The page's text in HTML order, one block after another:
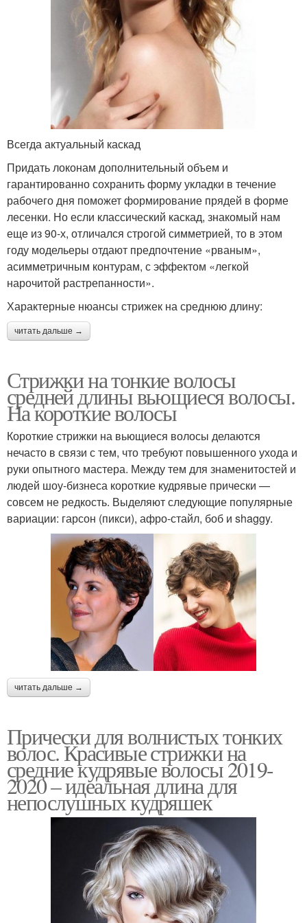
волосы
Новомодные стрижки
Стрижки для тонких
волос
Стрижки на длинные
волосы
Стрижки с шапочкой
Классик для пышных
волос
стрижки
Идеальные стрижки
Стрижки для редких
волос
Стрижки для тонких и
Редкие волосы Популярные стрижки
Стрижки с челкой Длинные стрижки
Стрижки без укладки
Всегда актуальный каскад
Придать локонам дополнительный объем и
гарантированно сохранить форму укладки в течение
рабочего дня поможет формирование прядей в форме
лесенки. Но если классический каскад, знакомый нам
еще из 90-х, отличался строгой симметрией, то в этом
году модельеры отдают предпочтение «рваным»,
асимметричным контурам, с эффектом «легкой
нарочитой растрепанности».
Характерные нюансы стрижек на среднюю длину:
читать дальше →
Стрижки на тонкие волосы
средней длины вьющиеся волосы.
На короткие волосы
Короткие стрижки на вьющиеся волосы делаются
нечасто в связи с тем, что требуют повышенного ухода и
руки опытного мастера. Между тем для знаменитостей и
людей шоу-бизнеса короткие кудрявые прически —
совсем не редкость. Выделяют следующие популярные
вариации: гарсон (пикси), афро-стайл, боб и shaggy.
читать дальше →
Прически для волнистых тонких
волос. Красивые стрижки на
средние кудрявые волосы 2019-
2020 – идеальная длина для
непослушных кудряшек